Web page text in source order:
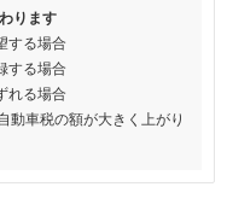
ります
する場合
する場合
れる場合
動車税の額が大きく上がり